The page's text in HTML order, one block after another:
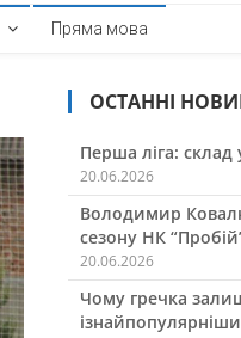
Пряма мова
ОСТАННІ
Перша ліга: склад
20.06.2026
Володимир
сезону НК
20.06.2026
Чому гречка